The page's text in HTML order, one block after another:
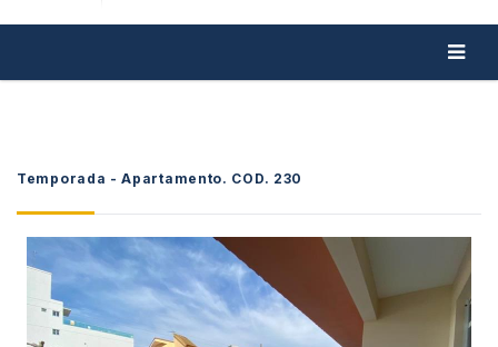
Temporada - Apartamento. COD. 230